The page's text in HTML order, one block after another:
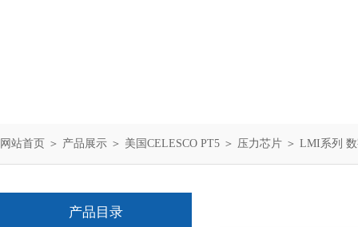
网站首页 ＞ 产品展示 ＞ 美国CELESCO PT5 ＞ 压力芯片 ＞ LMI系列
产品目录